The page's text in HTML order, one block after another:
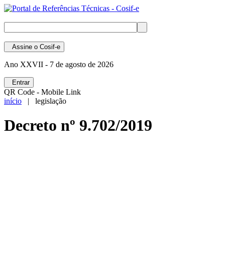
Assine o Cosif-e
Ano XXVII - 7 de agosto de 2026
Entrar
QR Code - Mobile Link
início | legislação
Decreto nº 9.702/2019